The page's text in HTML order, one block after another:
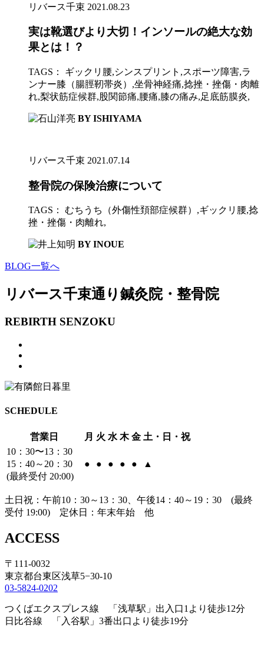
リバース千束 2021.08.23
実は靴選びより大切！インソールの絶大な効
果とは！？
TAGS： ギックリ腰,シンスプリント ,スポーツ障害,ラ
ンナー膝（腸脛靭帯炎） ,坐骨神経痛,捻挫・挫傷・肉離
れ,梨状筋症候群,股関節痛,腰痛,膝の痛み,足底筋膜炎,
BY ISHIYAMA
リバース千束 2021.07.14
整骨院の保険治療について
TAGS： むちうち（外傷性頚部症候群） ,ギックリ腰,捻
挫・挫傷・肉離れ,
BY INOUE
BLOG一覧へ
リバース千束通り 鍼灸院・整骨院
REBIRTH SENZOKU
SCHEDULE
営業日 月 火 水 木 金 土・日・祝
10：30〜13：30
15：40～20：30
(最終受付 20:00)
● ● ● ● ● ▲
土日祝：午前10：30～13：30、午後14：40～19：30 (最終
受付 19:00) 定休日：年末年始 他
ACCESS
〒111-0032
東京都台東区浅草5−30-10
03-5824-0202
つくばエクスプレス線 「浅草駅」出入口1より徒歩12分
日比谷線 「入谷駅」3番出口より徒歩19分